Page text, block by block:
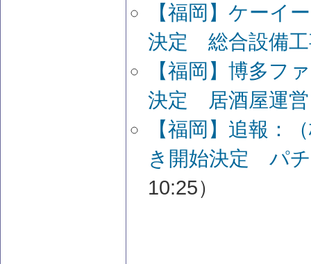
【福岡】ケーイ
決定 総合設備
【福岡】博多フ
決定 居酒屋運営
【福岡】追報：
き開始決定 パ
10:25）